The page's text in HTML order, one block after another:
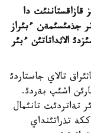
دا
جذمئسئمةن ءبئراز
الاثداتاتئن ءبئر
تالاي جاستاردئ
اشئپ بةردئ.
تةاتردئث تانئمال
تذراتئنداي